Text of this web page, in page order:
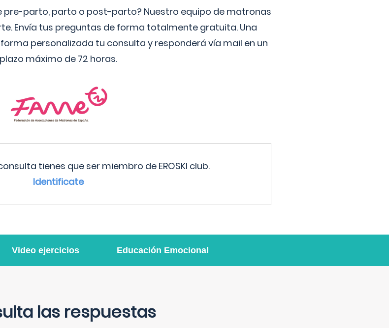
pre-parto, parto o post-parto? Nuestro equipo de matronas
Envía tus preguntas de forma totalmente gratuita. Una
personalizada tu consulta y responderá vía mail en un
plazo máximo de 72 horas.
tienes que ser miembro de EROSKI club.
Identificate
Video ejercicios Educación Emocional
las respuestas